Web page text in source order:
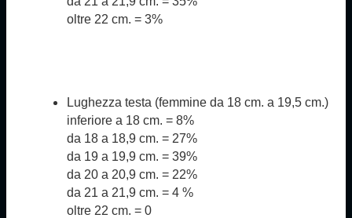
oltre 22 cm. = 3%
Lughezza testa (femmine da 18 cm. a 19,5 cm.)
inferiore a 18 cm. = 8%
da 18 a 18,9 cm. = 27%
da 19 a 19,9 cm. = 39%
da 20 a 20,9 cm. = 22%
da 21 a 21,9 cm. = 4 %
oltre 22 cm. = 0